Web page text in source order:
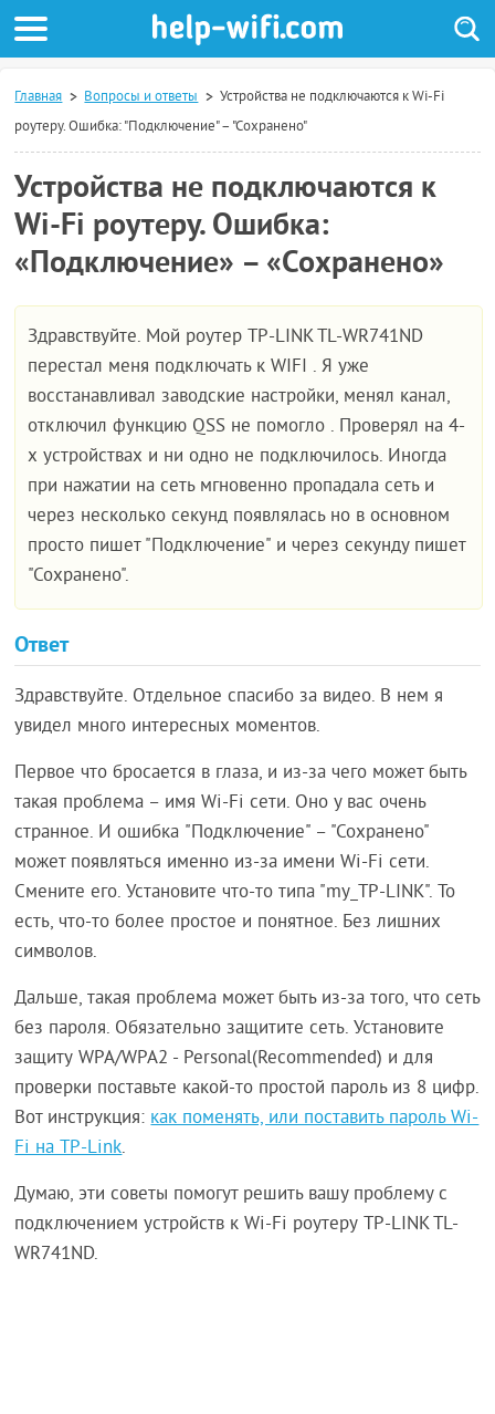
Главная Вопросы и ответы
Устройства не подключаются к Wi-Fi
роутеру. Ошибка: "Подключение" – "Сохранено"
Устройства не подключаются к
Wi-Fi роутеру. Ошибка:
«Подключение» – «Сохранено»
Здравствуйте. Мой роутер TP-LINK TL-WR741ND
перестал меня подключать к WIFI . Я уже
восстанавливал заводские настройки, менял канал,
отключил функцию QSS не помогло . Проверял на 4-
х устройствах и ни одно не подключилось. Иногда
при нажатии на сеть мгновенно пропадала сеть и
через несколько секунд появлялась но в основном
просто пишет "Подключение" и через секунду пишет
"Сохранено".
Ответ
Здравствуйте. Отдельное спасибо за видео. В нем я
увидел много интересных моментов.
Первое что бросается в глаза, и из-за чего может быть
такая проблема – имя Wi-Fi сети. Оно у вас очень
странное. И ошибка "Подключение" – "Сохранено"
может появляться именно из-за имени Wi-Fi сети.
Смените его. Установите что-то типа "my_TP-LINK". То
есть, что-то более простое и понятное. Без лишних
символов.
Дальше, такая проблема может быть из-за того, что сеть
без пароля. Обязательно защитите сеть. Установите
защиту WPA/WPA2 - Personal(Recommended) и для
проверки поставьте какой-то простой пароль из 8 цифр.
Вот инструкция:как поменять, или поставить пароль Wi-
Fi на TP-Link.
Думаю, эти советы помогут решить вашу проблему с
подключением устройств к Wi-Fi роутеру TP-LINK TL-
WR741ND.